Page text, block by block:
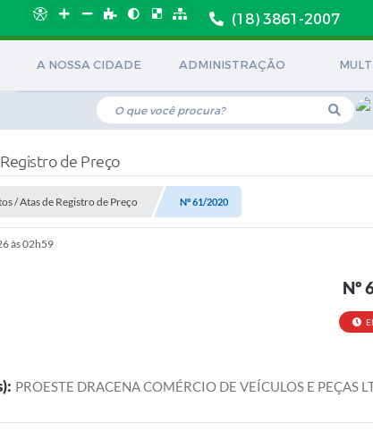
(18) 3861-2007
A NOSSA CIDADE ADMINISTRAÇÃO
de Preço
/ Atas de Registro de Preço Nº 61/2020
às 02h59
Nº
PROESTE DRACENA COMÉRCIO DE VEÍCULOS E PEÇAS